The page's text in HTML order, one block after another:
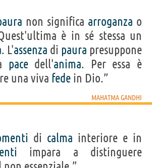
non significa arroganza o
è in sé stessa un
. L'assenza di paura presuppone
pacedell'anima. Per essa è
una viva fede in Dio.”
MAHATMA GANDHI
di calma interiore e in
impara a distinguere